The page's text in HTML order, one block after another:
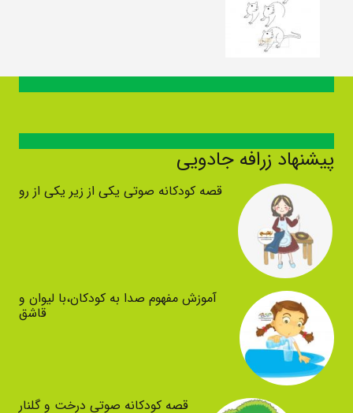
پیشنهاد زرافه جادویی
قصه کودکانه صوتی یکی از زیر یکی از رو
آموزش مفهوم صدا به کودکان،با لیوان و
قاشق
قصه کودکانه صوتی درخت و گلنار